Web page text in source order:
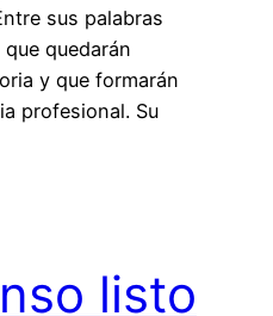
sus palabras
quedarán
y que formarán
profesional. Su
listo